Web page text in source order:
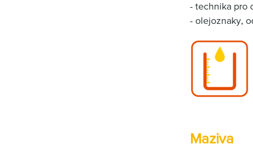
- technika pro
- olejoznaky,
Maziva